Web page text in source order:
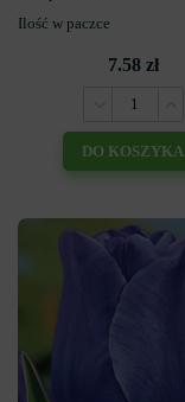
Ilość w paczce
7.58 zł
DO KOSZYKA